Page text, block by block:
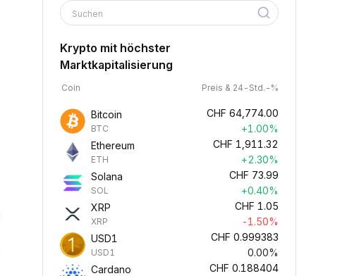
Suchen
Krypto mit höchster
Marktkapitalisierung
Coin Preis & 24-Std.-%
Bitcoin
BTC
CHF 64,774.00
+1.00%
Ethereum
ETH
CHF 1,911.32
+2.30%
Solana
SOL
CHF 73.99
+0.40%
XRP
XRP
CHF 1.05
-1.50%
USD1
USD1
CHF 0.999383
0.00%
Cardano
CHF 0.188404